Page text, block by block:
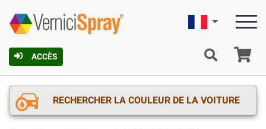
ACCÈS
Française
RECHERCHER LA COULEUR DE LA VOITURE